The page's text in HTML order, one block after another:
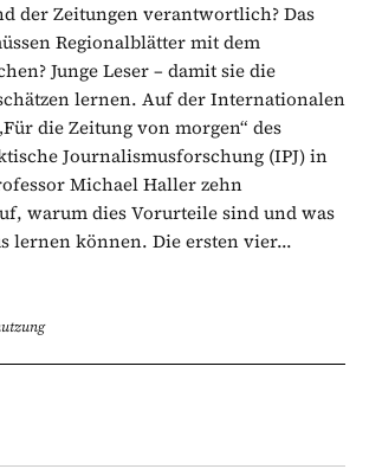
der Zeitungen verantwortlich? Das
Regionalblätter mit dem
Junge Leser – damit sie die
lernen. Auf der Internationalen
die Zeitung von morgen“ des
Journalismusforschung (IPJ) in
Michael Haller zehn
warum dies Vorurteile sind und was
lernen können. Die ersten vier...